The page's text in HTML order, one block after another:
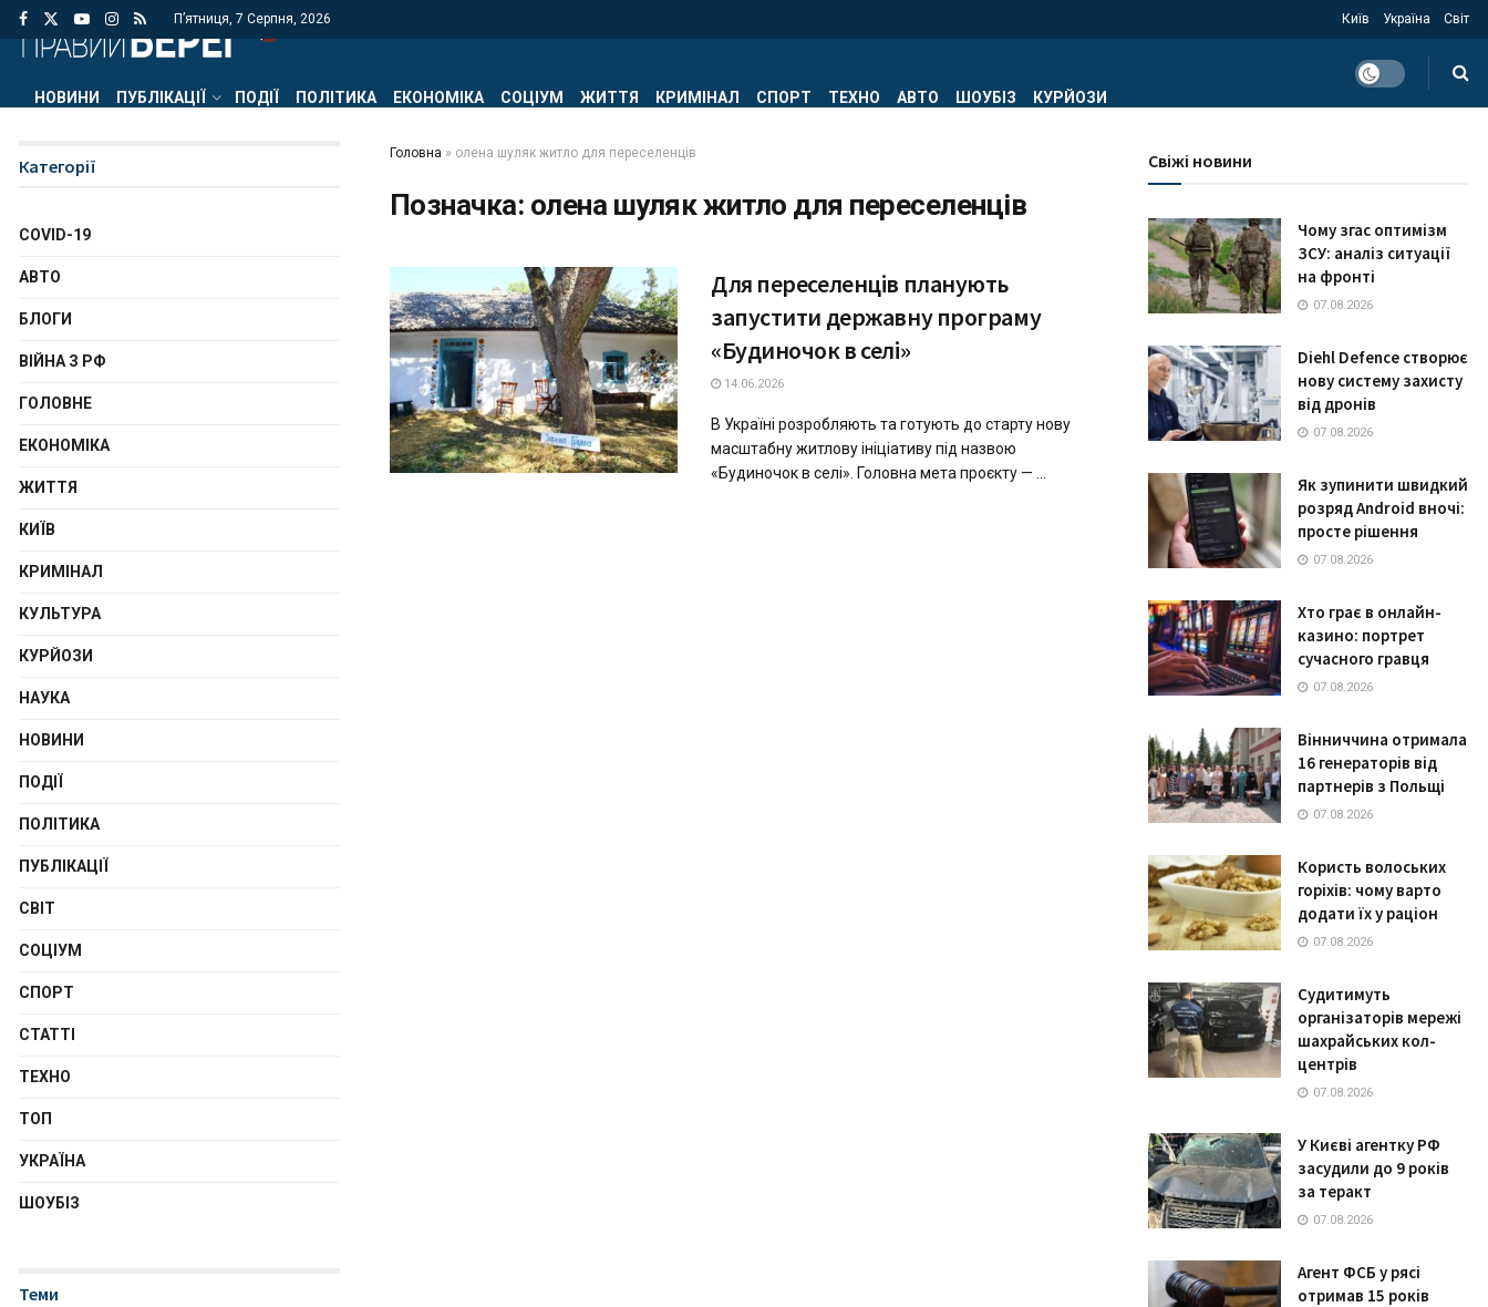
П’ятниця, 7 Серпня, 2026 Київ Україна Світ
НОВИНИ ПУБЛІКАЦІЇ ПОДІЇ ПОЛІТИКА ЕКОНОМІКА СОЦІУМ ЖИТТЯ КРИМІНАЛ СПОРТ ТЕХНО АВТО ШОУБІЗ КУРЙОЗИ
Головна » олена шуляк житло для переселенців
Позначка: олена шуляк житло для переселенців
Для переселенців планують
запустити державну програму
«Будиночок в селі»
14.06.2026
В Україні розробляють та готують до старту нову
масштабну житлову ініціативу під назвою
«Будиночок в селі». Головна мета проєкту — ...
Категорії
COVID-19
АВТО
БЛОГИ
ВІЙНА З РФ
ГОЛОВНЕ
ЕКОНОМІКА
ЖИТТЯ
КИЇВ
КРИМІНАЛ
КУЛЬТУРА
КУРЙОЗИ
НАУКА
НОВИНИ
ПОДІЇ
ПОЛІТИКА
ПУБЛІКАЦІЇ
СВІТ
СОЦІУМ
СПОРТ
СТАТТІ
ТЕХНО
ТОП
УКРАЇНА
ШОУБІЗ
Теми
Свіжі новини
Чому згас оптимізм
ЗСУ: аналіз ситуації
на фронті
07.08.2026
Diehl Defence створює
нову систему захисту
від дронів
07.08.2026
Як зупинити швидкий
розряд Android вночі:
просте рішення
07.08.2026
Хто грає в онлайн-
казино: портрет
сучасного гравця
07.08.2026
Вінниччина отримала
16 генераторів від
партнерів з Польщі
07.08.2026
Користь волоських
горіхів: чому варто
додати їх у раціон
07.08.2026
Судитимуть
організаторів мережі
шахрайських кол-
центрів
07.08.2026
У Києві агентку РФ
засудили до 9 років
за теракт
07.08.2026
Агент ФСБ у рясі
отримав 15 років